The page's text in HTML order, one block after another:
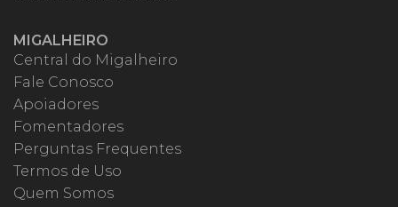
MIGALHEIRO
Central do Migalheiro
Fale Conosco
Apoiadores
Fomentadores
Perguntas Frequentes
Termos de Uso
Quem Somos